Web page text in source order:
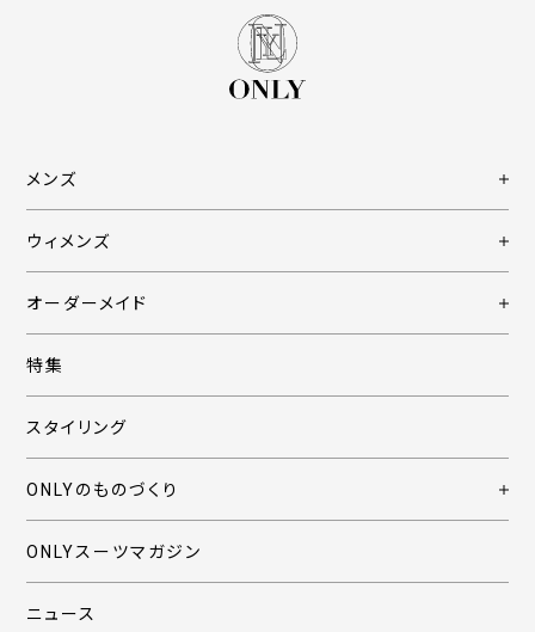
メンズ
ウィメンズ
オーダーメイド
特集
スタイリング
ONLYのものづくり
ONLYスーツマガジン
ニュース